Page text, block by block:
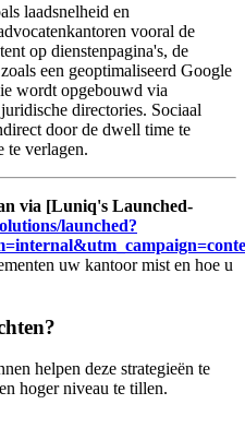
laadsnelheid en
vooral de
op dienstenpagina's, de
een geoptimaliseerd Google
wordt opgebouwd via
directories. Sociaal
door de dwell time te
te verlagen.
via [Luniq's Launched-
launched?
uw kantoor mist en hoe u
helpen deze strategieën te
hoger niveau te tillen.